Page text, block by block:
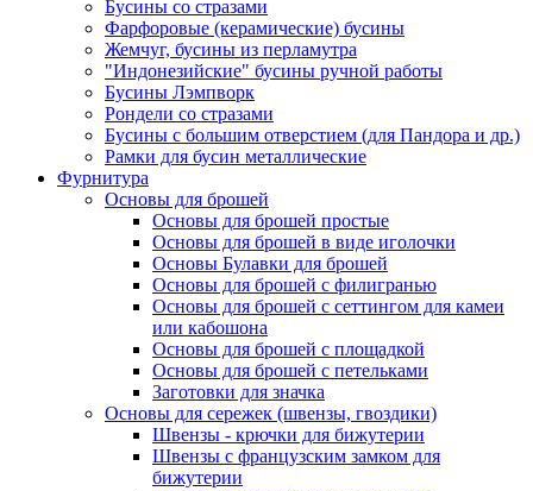
Бусины со стразами
Фарфоровые (керамические) бусины
Жемчуг, бусины из перламутра
"Индонезийские" бусины ручной работы
Бусины Лэмпворк
Рондели со стразами
Бусины с большим отверстием (для Пандора и др.)
Рамки для бусин металлические
Фурнитура
Основы для брошей
Основы для брошей простые
Основы для брошей в виде иголочки
Основы Булавки для брошей
Основы для брошей с филигранью
Основы для брошей с сеттингом для камеи
или кабошона
Основы для брошей с площадкой
Основы для брошей с петельками
Заготовки для значка
Основы для сережек (швензы, гвоздики)
Швензы - крючки для бижутерии
Швензы с французским замком для
бижутерии